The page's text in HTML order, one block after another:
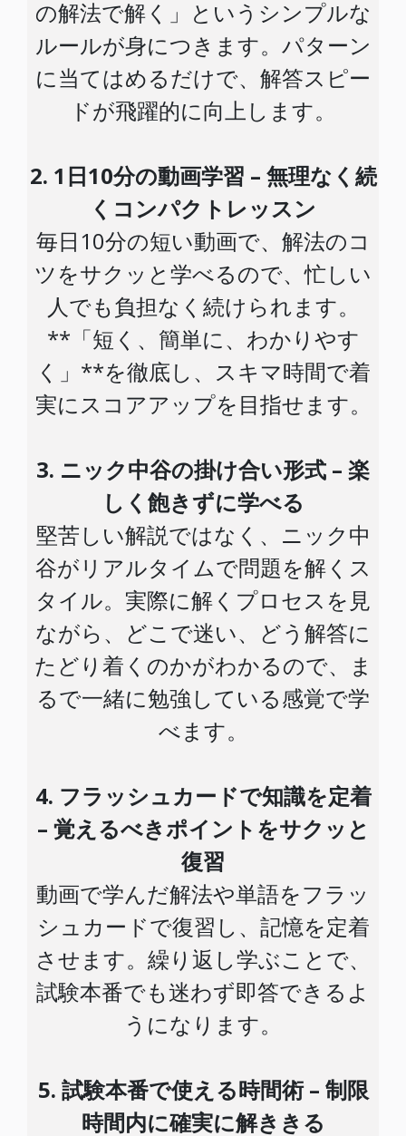
の解法で解く」というシンプルな
ルールが身につきます。パターン
に当てはめるだけで、解答スピー
ドが飛躍的に向上します。
2. 1日10分の動画学習 – 無理なく続
くコンパクトレッスン
毎日10分の短い動画で、解法のコ
ツをサクッと学べるので、忙しい
人でも負担なく続けられます。
**「短く、簡単に、わかりやす
く」**を徹底し、スキマ時間で着
実にスコアアップを目指せます。
3. ニック中谷の掛け合い形式 – 楽
しく飽きずに学べる
堅苦しい解説ではなく、ニック中
谷がリアルタイムで問題を解くス
タイル。実際に解くプロセスを見
ながら、どこで迷い、どう解答に
たどり着くのかがわかるので、ま
るで一緒に勉強している感覚で学
べます。
4. フラッシュカードで知識を定着
– 覚えるべきポイントをサクッと
復習
動画で学んだ解法や単語をフラッ
シュカードで復習し、記憶を定着
させます。繰り返し学ぶことで、
試験本番でも迷わず即答できるよ
うになります。
5. 試験本番で使える時間術 – 制限
時間内に確実に解ききる